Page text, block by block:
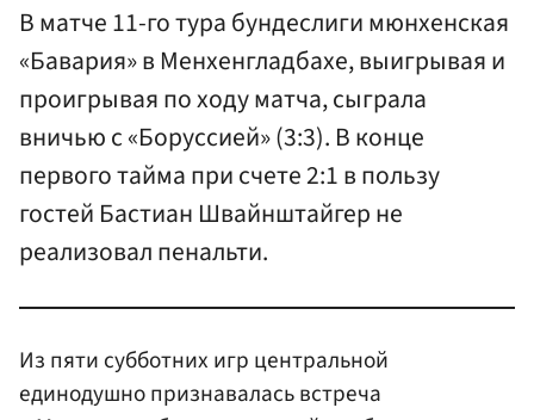
В матче 11-го тура бундеслиги мюнхенская
«Бавария» в Менхенгладбахе, выигрывая и
проигрывая по ходу матча, сыграла
вничью с «Боруссией» (3:3). В конце
первого тайма при счете 2:1 в пользу
гостей Бастиан Швайнштайгер не
реализовал пенальти.
Из пяти субботних игр центральной
единодушно признавалась встреча